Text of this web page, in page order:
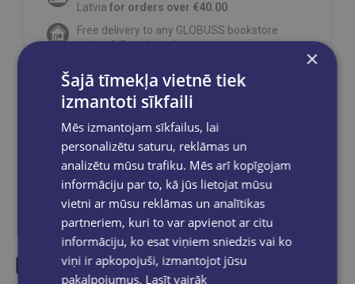
Latvia for orders over €40.00.
Free delivery to any GLOBUSS bookstore
within 2-5 working days.
Share on social networks:
×
Šajā tīmekļa vietnē tiek
izmantoti sīkfaili
Mēs izmantojam sīkfailus, lai
personalizētu saturu, reklāmas un
analizētu mūsu trafiku. Mēs arī kopīgojam
informāciju par to, kā jūs lietojat mūsu
vietni ar mūsu reklāmas un analītikas
partneriem, kuri to var apvienot ar citu
informāciju, ko esat viņiem sniedzis vai ko
viņi ir apkopojuši, izmantojot jūsu
pakalpojumus. Lasīt vairāk